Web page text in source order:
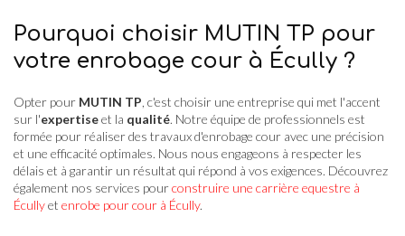
Pourquoi choisir MUTIN TP pour
votre enrobage cour à Écully ?
Opter pour MUTIN TP , c'est choisir une entreprise qui met l'accent
sur l'expertiseet la qualité. Notre équipe de professionnels est
formée pour réaliser des travaux d'enrobage cour avec une précision
et une efficacité optimales. Nous nous engageons à respecter les
délais et à garantir un résultat qui répond à vos exigences. Découvrez
également nos services pourconstruire une carrière equestre à
Écullyet enrobe pour cour à Écully.